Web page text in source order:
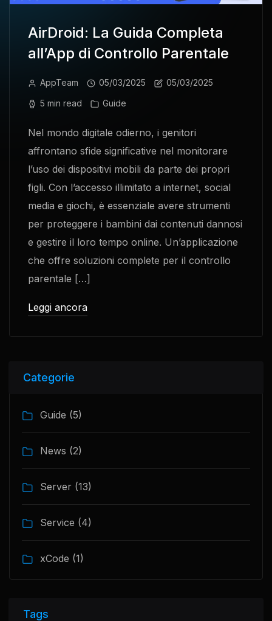
AirDroid: La Guida Completa
all’App di Controllo Parentale
AppTeam 05/03/2025
05/03/2025
5 min read
Guide
Nel mondo digitale odierno, i genitori
affrontano sfide significative nel monitorare
l’uso dei dispositivi mobili da parte dei propri
figli. Con l’accesso illimitato a internet, social
media e giochi, è essenziale avere strumenti
per proteggere i bambini dai contenuti dannosi
e gestire il loro tempo online. Un’applicazione
che offre soluzioni complete per il controllo
parentale […]
Leggi ancora
Categorie
Guide (5)
News (2)
Server (13)
Service (4)
xCode (1)
Tags